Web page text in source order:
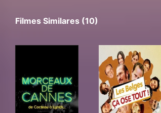
Filmes Similares (10)